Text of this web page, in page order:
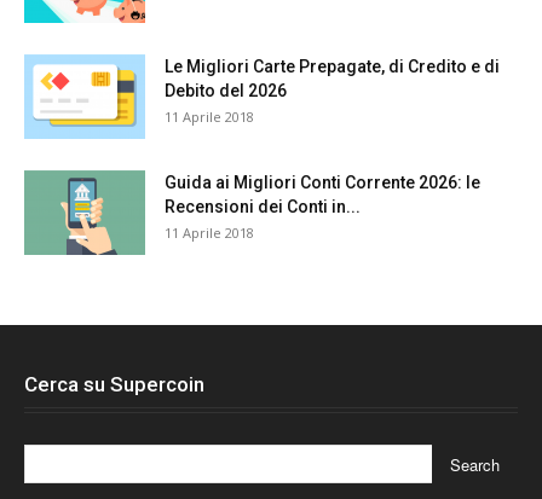
Le Migliori Carte Prepagate, di Credito e di
Debito del 2026
11 Aprile 2018
Guida ai Migliori Conti Corrente 2026: le
Recensioni dei Conti in...
11 Aprile 2018
Cerca su Supercoin